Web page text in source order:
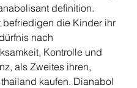
definition.
befriedigen die Kinder ihr
nach
Kontrolle und
als Zweites ihren,
kaufen. Dianabol